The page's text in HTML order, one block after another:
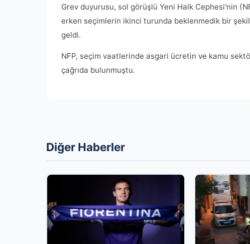
Grev duyurusu, sol görüşlü Yeni Halk Cephesi'nin
erken seçimlerin ikinci turunda beklenmedik bir
geldi.
NFP, seçim vaatlerinde asgari ücretin ve kamu
çağrıda bulunmuştu.
Diğer Haberler